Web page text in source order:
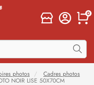
0
photos
Cadres photos
NOIR LISE 50X70CM